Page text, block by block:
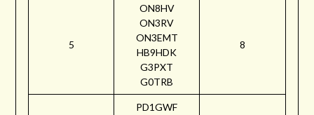
5
ON8HV
ON3RV
ON3EMT
HB9HDK
G3PXT
G0TRB
8
PD1GWF